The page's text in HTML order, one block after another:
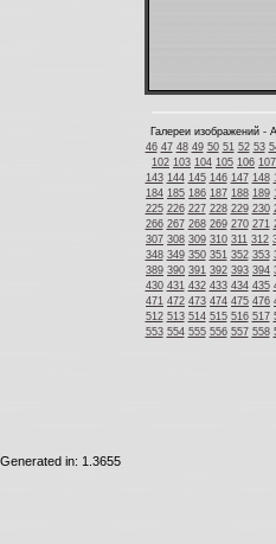
Галереи изображений -
46 47 48 49 50 51 52 53
102 103 104 105 106 107
143 144 145 146 147 148
184 185 186 187 188 189
225 226 227 228 229 230
266 267 268 269 270 271
307 308 309 310 311 312
348 349 350 351 352 353
389 390 391 392 393 394
430 431 432 433 434 435
471 472 473 474 475 476
512 513 514 515 516 517
553 554 555 556 557 558
Generated in: 1.3655